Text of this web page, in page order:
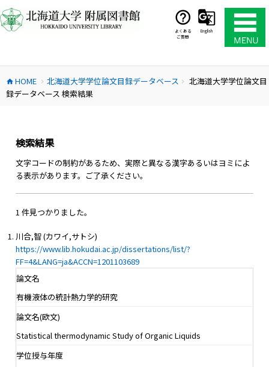
ン
テ
ス
キ
よくある
ご質問
English
home HOME chevron_right 北海道大学学位論文目録データベース chevron_right
北海道大学学位論文目
録データベース 検索結果
検索結果
文字コードの制約があるため、実際と異なる漢字あるいはヨミによ
る表示があります。ご了承ください。
1 件見つかりました。
川合,智 (カワイ,サトシ)
https://www.lib.hokudai.ac.jp/dissertations/list/?
FF=4&LANG=ja&ACCN=1201103689
論文名
有機液体の統計熱力学的研究
論文名(欧文)
Statistical thermodynamic Study of Organic Liquids
学位授与年度